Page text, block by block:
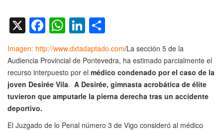
X Facebook
WhatsApp
LinkedIn
Imagen: http://www.dxtadaptado.com/La sección 5 de la
Audiencia Provincial de Pontevedra, ha estimado parcialmente el
recurso interpuesto por el médico condenado por el caso de la
joven Desirée Vila. A Desirée, gimnasta acrobática de élite
tuvieron que amputarle la pierna derecha tras un accidente
deportivo.
El Juzgado de lo Penal número 3 de Vigo consideró al médico